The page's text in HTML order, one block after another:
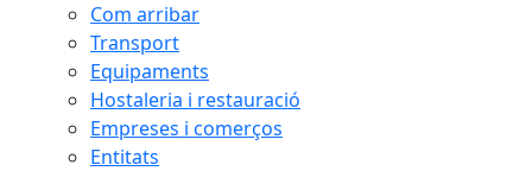
Com arribar
Transport
Equipaments
Hostaleria i restauració
Empreses i comerços
Entitats